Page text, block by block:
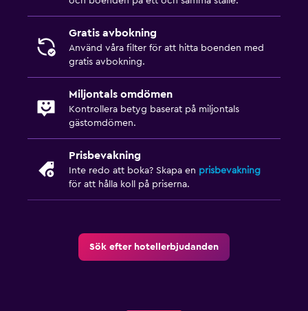
Gratis avbokning
Använd våra filter för att hitta boenden med
gratis avbokning.
Miljontals omdömen
Kontrollera betyg baserat på miljontals
gästomdömen.
Prisbevakning
Inte redo att boka? Skapa en prisbevakning
för att hålla koll på priserna.
Sök efter hotellerbjudanden